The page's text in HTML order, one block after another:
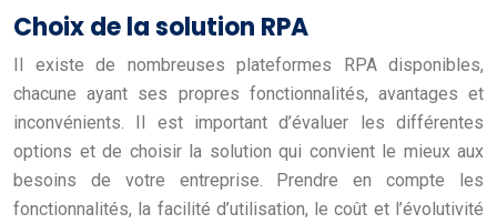
Choix de la solution RPA
Il existe de nombreuses plateformes RPA disponibles,
chacune ayant ses propres fonctionnalités, avantages et
inconvénients. Il est important d’évaluer les différentes
options et de choisir la solution qui convient le mieux aux
besoins de votre entreprise. Prendre en compte les
fonctionnalités, la facilité d’utilisation, le coût et l’évolutivité